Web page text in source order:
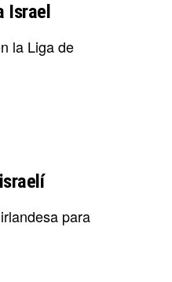
Israel
la Liga de
para